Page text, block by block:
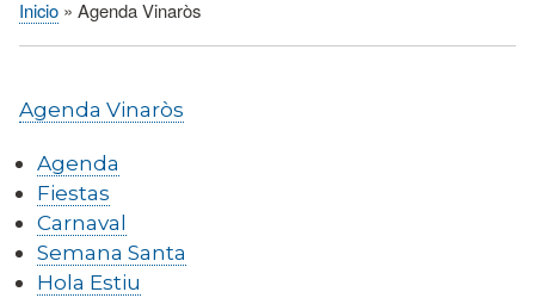
Sobrescribir
ayuda
navegación
Inicio Agenda Vinaròs
Agenda Vinaròs
Agenda
Fiestas
Carnaval
Semana Santa
Hola Estiu